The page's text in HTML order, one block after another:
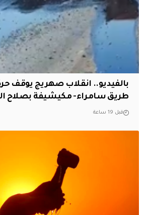
بالفيديو.. انقلاب صهريج يوقف
طريق سامراء- مكيشيفة بصلاح
قبل 19 ساعة